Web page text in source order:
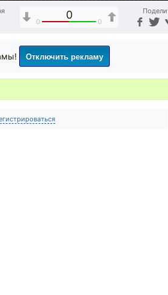
0
0 0
Отключить рекламу